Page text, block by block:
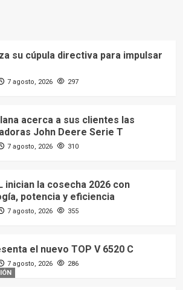
su cúpula directiva para impulsar
7 agosto, 2026
297
acerca a sus clientes las
John Deere Serie T
7 agosto, 2026
310
inician la cosecha 2026 con
potencia y eficiencia
7 agosto, 2026
355
el nuevo TOP V 6520 C
7 agosto, 2026
286